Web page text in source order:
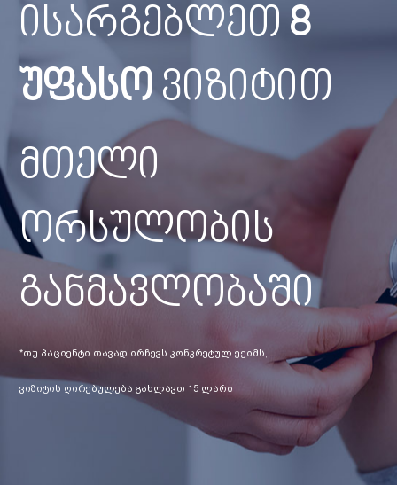
ისარგებლეთ 8
უფასოვიზიტით
მთელი
ორსულობის
განმავლობაში
*თუ პაციენტი თავად ირჩევს კონკრეტულ ექიმს,
ვიზიტის ღირებულება გახლავთ 15 ლარი